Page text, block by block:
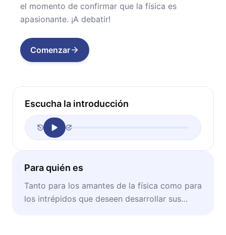
el momento de confirmar que la física es
apasionante. ¡A debatir!
Comenzar
Escucha la introducción
Para quién es
Tanto para los amantes de la física como para
los intrépidos que deseen desarrollar sus